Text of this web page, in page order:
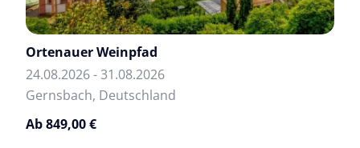
Ortenauer Weinpfad
24.08.2026 - 31.08.2026
Gernsbach, Deutschland
Ab 849,00 €